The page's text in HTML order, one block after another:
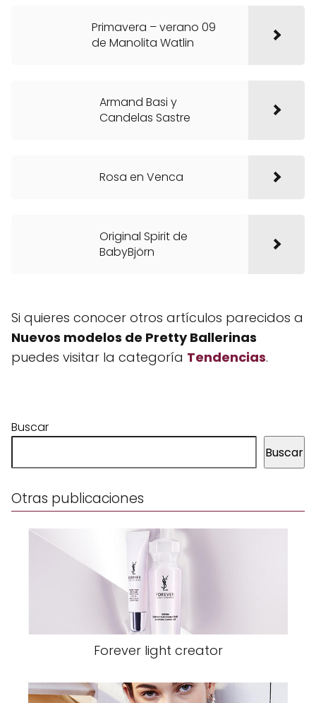
Primavera – verano 09
de Manolita Watlin
Armand Basi y
Candelas Sastre
Rosa en Venca
Original Spirit de
BabyBjörn
Si quieres conocer otros artículos parecidos a
Nuevos modelos de Pretty Ballerinas
puedes visitar la categoría Tendencias.
Buscar
Buscar
Otras publicaciones
Forever light creator